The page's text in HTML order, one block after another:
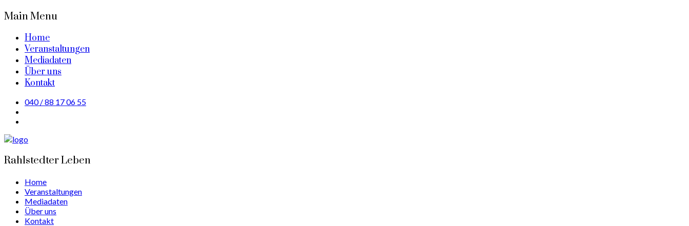
Main Menu
Home
Veranstaltungen
Mediadaten
Über uns
Kontakt
040 / 88 17 06 55
Rahlstedter Leben
Home
Veranstaltungen
Mediadaten
Über uns
Kontakt